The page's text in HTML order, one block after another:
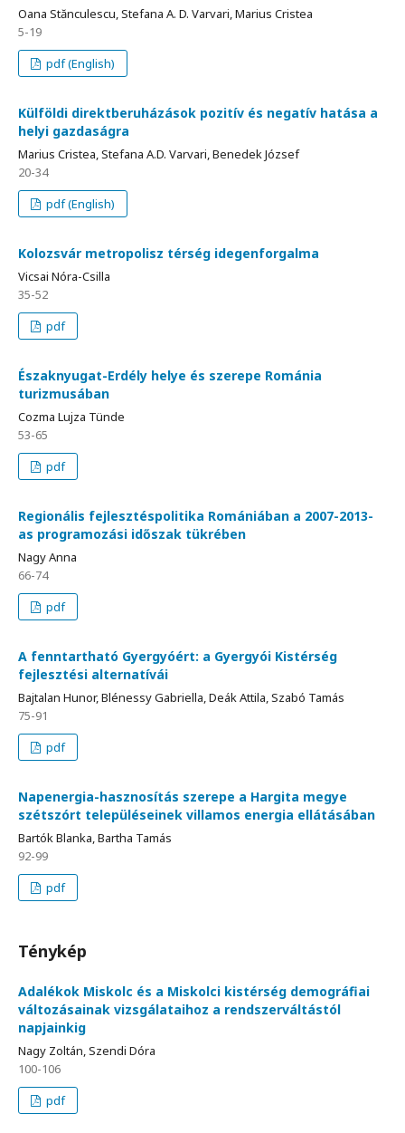
Oana Stănculescu, Stefana A. D. Varvari, Marius Cristea
5-19
pdf (English)
Külföldi direktberuházások pozitív és negatív hatása a
helyi gazdaságra
Marius Cristea, Stefana A.D. Varvari, Benedek József
20-34
pdf (English)
Kolozsvár metropolisz térség idegenforgalma
Vicsai Nóra-Csilla
35-52
pdf
Északnyugat-Erdély helye és szerepe Románia
turizmusában
Cozma Lujza Tünde
53-65
pdf
Regionális fejlesztéspolitika Romániában a 2007-2013-
as programozási időszak tükrében
Nagy Anna
66-74
pdf
A fenntartható Gyergyóért: a Gyergyói Kistérség
fejlesztési alternatívái
Bajtalan Hunor, Blénessy Gabriella, Deák Attila, Szabó Tamás
75-91
pdf
Napenergia-hasznosítás szerepe a Hargita megye
szétszórt településeinek villamos energia ellátásában
Bartók Blanka, Bartha Tamás
92-99
pdf
Ténykép
Adalékok Miskolc és a Miskolci kistérség demográfiai
változásainak vizsgálataihoz a rendszerváltástól
napjainkig
Nagy Zoltán, Szendi Dóra
100-106
pdf